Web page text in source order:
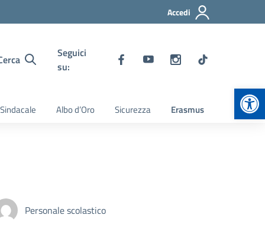
Accedi
Seguici
su:
Albo d’Oro Sicurezza Erasmus
Personale scolastico